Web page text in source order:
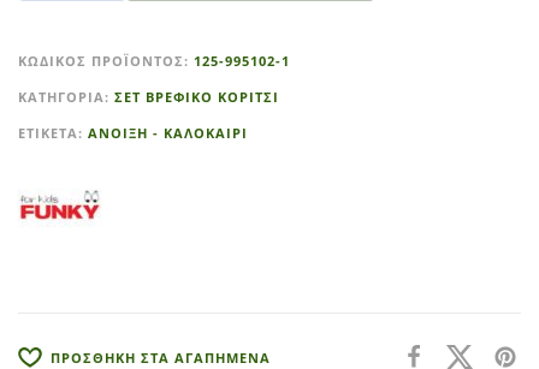
t
e
r
t
ΚΩΔΙΚΌΣ ΠΡΟΪΌΝΤΟΣ: 125-995102-1
ΚΑΤΗΓΟΡΊΑ: ΣΕΤ ΒΡΕΦΙΚΟ ΚΟΡΙΤΣΙ
ΕΤΙΚΈΤΑ: ΑΝΟΙΞΗ - ΚΑΛΟΚΑΙΡΙ
ΠΡΟΣΘΗΚΗ ΣΤΑ ΑΓΑΠΗΜΕΝΑ